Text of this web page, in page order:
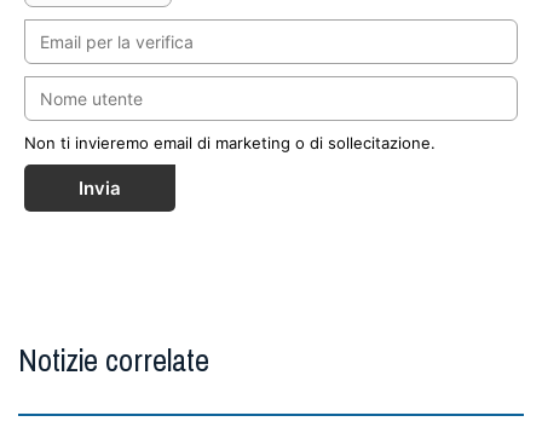
Non ti invieremo email di marketing o di sollecitazione.
Invia
Notizie correlate